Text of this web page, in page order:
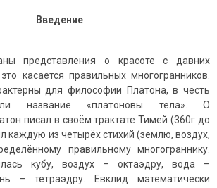
Введение
представления о красоте с давних
касается правильных многогранников.
для философии Платона, в честь
название «платоновы тела». О
писал в своём трактате Тимей (360г до
каждую из четырёх стихий (землю, воздух,
правильному многограннику.
кубу, воздух – октаэдру, вода –
– тетраэдру. Евклид математически